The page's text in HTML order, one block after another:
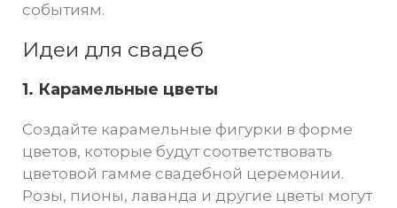
событиям.
Идеи для свадеб
1. Карамельные цветы
Создайте карамельные фигурки в форме
цветов, которые будут соответствовать
цветовой гамме свадебной церемонии.
Розы, пионы, лаванда и другие цветы могут